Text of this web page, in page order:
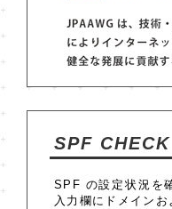
SPF CHECK
SPF の設定状況を
入力欄にドメイン